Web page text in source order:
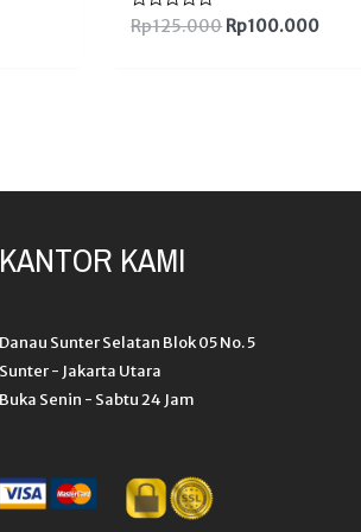
Dinilai
Rp125.000 Rp100.000
KANTOR KAMI
Danau Sunter Selatan Blok 05 No. 5
Sunter - Jakarta Utara
Buka Senin - Sabtu 24 Jam